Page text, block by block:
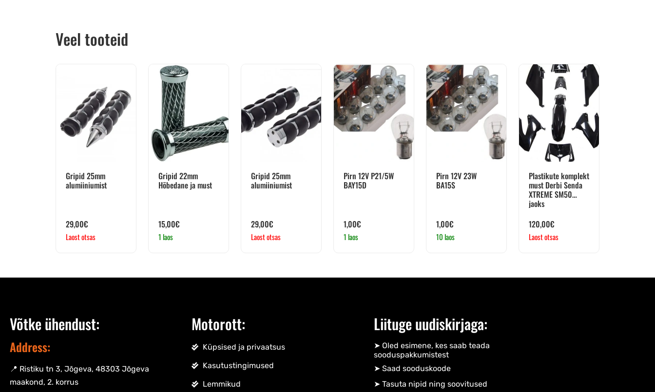
Veel tooteid
Gripid 25mm
alumiiniumist
29,00€
Laost otsas
Gripid 22mm
Hõbedane ja must
15,00€
1 laos
Gripid 25mm
alumiiniumist
29,00€
Laost otsas
Pirn 12V P21/5W
BAY15D
1,00€
1 laos
Pirn 12V 23W
BA15S
1,00€
10 laos
Plastikute komplekt
must Derbi Senda
XTREME SM50
jaoks
120,00€
Laost otsas
Võtke ühendust:
Address:
📍 Ristiku tn 3, Jõgeva, 48303 Jõgeva
maakond, 2. korrus
Motorott:
Küpsised ja privaatsus
Kasutustingimused
Lemmikud
Liituge uudiskirjaga:
➤ Oled esimene, kes saab teada
sooduspakkumistest
➤ Saad sooduskoode​
➤ Tasuta nipid ning soovitused​